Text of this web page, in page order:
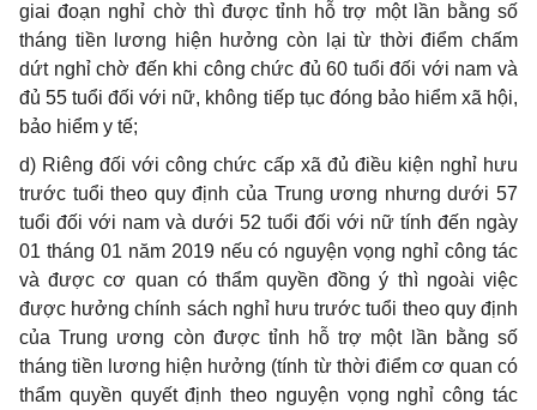
giai đoạn nghỉ chờ thì được tỉnh hỗ trợ một lần bằng số
tháng tiền lương hiện hưởng còn lại từ thời điểm chấm
dứt nghỉ chờ đến khi công chức đủ 60 tuổi đối với nam và
đủ 55 tuổi đối với nữ, không tiếp tục đóng bảo hiểm xã hội,
bảo hiểm y tế;
d) Riêng đối với công chức cấp xã đủ điều kiện nghỉ hưu
trước tuổi theo quy định của Trung ương nhưng dưới 57
tuổi đối với nam và dưới 52 tuổi đối với nữ tính đến ngày
01 tháng 01 năm 2019 nếu có nguyện vọng nghỉ công tác
và được cơ quan có thẩm quyền đồng ý thì ngoài việc
được hưởng chính sách nghỉ hưu trước tuổi theo quy định
của Trung ương còn được tỉnh hỗ trợ một lần bằng số
tháng tiền lương hiện hưởng (tính từ thời điểm cơ quan có
thẩm quyền quyết định theo nguyện vọng nghỉ công tác